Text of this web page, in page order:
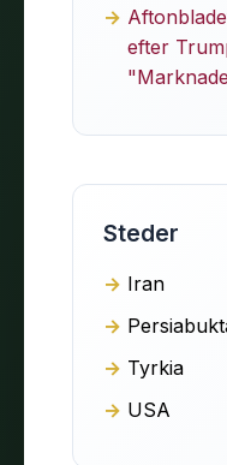
efter
Steder
Iran
Tyrkia
USA